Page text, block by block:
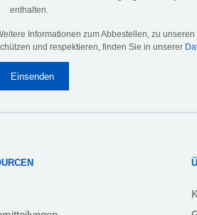
enthalten.
Informationen zum Abbestellen, zu
und respektieren, finden Sie in unserer